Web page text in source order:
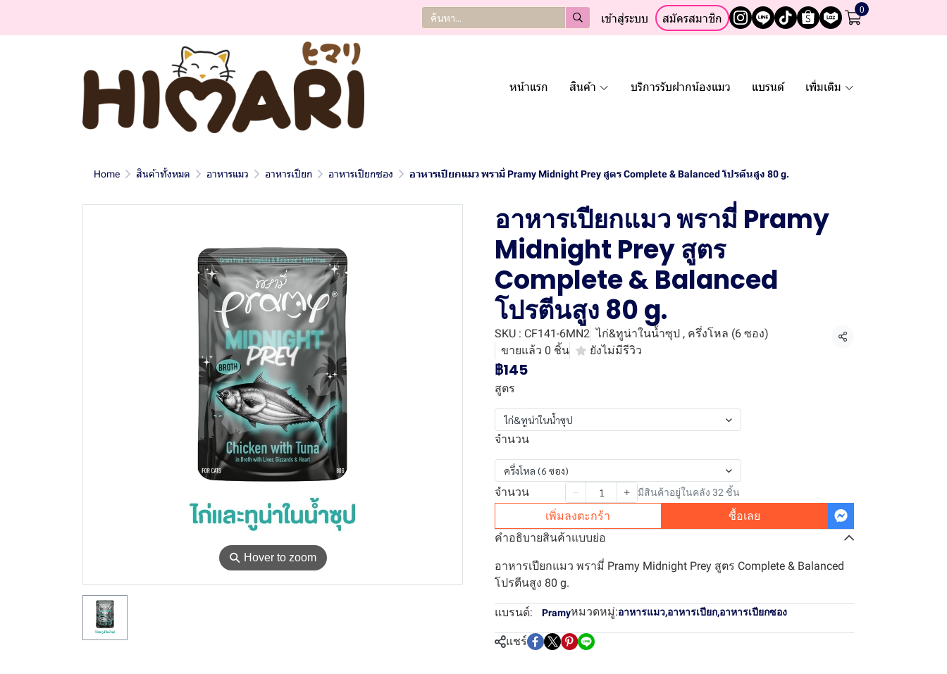
เข้าสู่ระบบ สมัครสมาชิก
0
หน้าแรก สินค้า บริการรับฝากน้องแมว แบรนด์ เพิ่มเติม
Home สินค้าทั้งหมด อาหารแมว อาหารเปียก อาหารเปียกซอง อาหารเปียกแมว พรามี่ Pramy Midnight Prey สูตร Complete & Balanced โปรตีนสูง 80 g.
⚲ Hover to zoom
อาหารเปียกแมว พรามี่ Pramy
Midnight Prey สูตร
Complete & Balanced
โปรตีนสูง 80 g.
SKU : CF141-6MN2 ไก่&ทูน่าในน้ำซุป , ครึ่งโหล (6 ซอง)
ขายแล้ว 0 ชิ้น
ยังไม่มีรีวิว
แชร์
฿145
สูตร
ไก่&ทูน่าในน้ำซุป
จำนวน
ครึ่งโหล (6 ซอง)
จำนวน มีสินค้าอยู่ในคลัง 32 ชิ้น
เพิ่มลงตะกร้า
ซื้อเลย
คำอธิบายสินค้าแบบย่อ
อาหารเปียกแมว พรามี่ Pramy Midnight Prey สูตร Complete & Balanced
โปรตีนสูง 80 g.
แบรนด์: Pramyหมวดหมู่:อาหารแมว,อาหารเปียก,อาหารเปียกซอง
แชร์